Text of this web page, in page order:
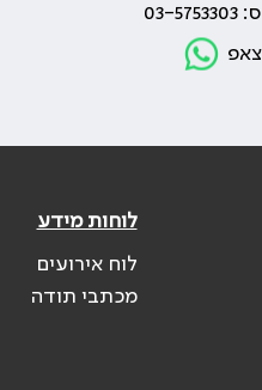
לוחות מידע
לוח אירועים
מכתבי תודה